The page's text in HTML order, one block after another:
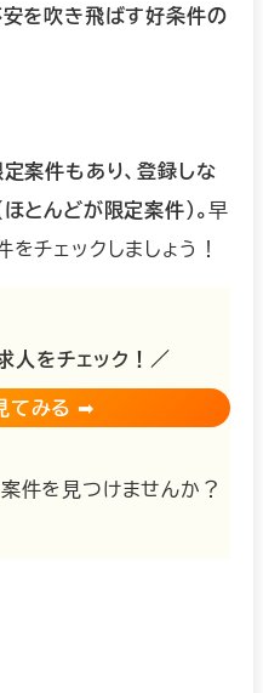
を吹き飛ばす好条件の
案件もあり、登録しな
とんどが限定案件）。早
チェックしましょう！
人をチェック！ ／
てみる ➡︎
件を見つけませんか？